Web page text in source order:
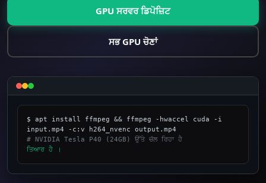
GPU ਸਰਵਰ ਡਿਪੋਜ਼ਿਟ
ਸਭ GPU ਚੋਣਾਂ
$ apt install ffmpeg && ffmpeg -hwaccel cuda -i
# NVIDIA Tesla P40 (24GB) ਉੱਤੇ ਚੱਲ ਰਿਹਾ ਹੈ
ਤਿਆਰ ਹੈ ।